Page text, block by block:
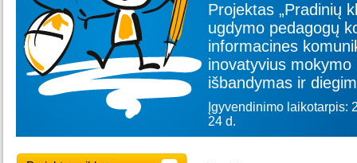
Projektas „Pradinių
ugdymo pedagogų
informacines
inovatyvius
išbandymas ir
Įgyvendinimo laikotarpis:
24 d.